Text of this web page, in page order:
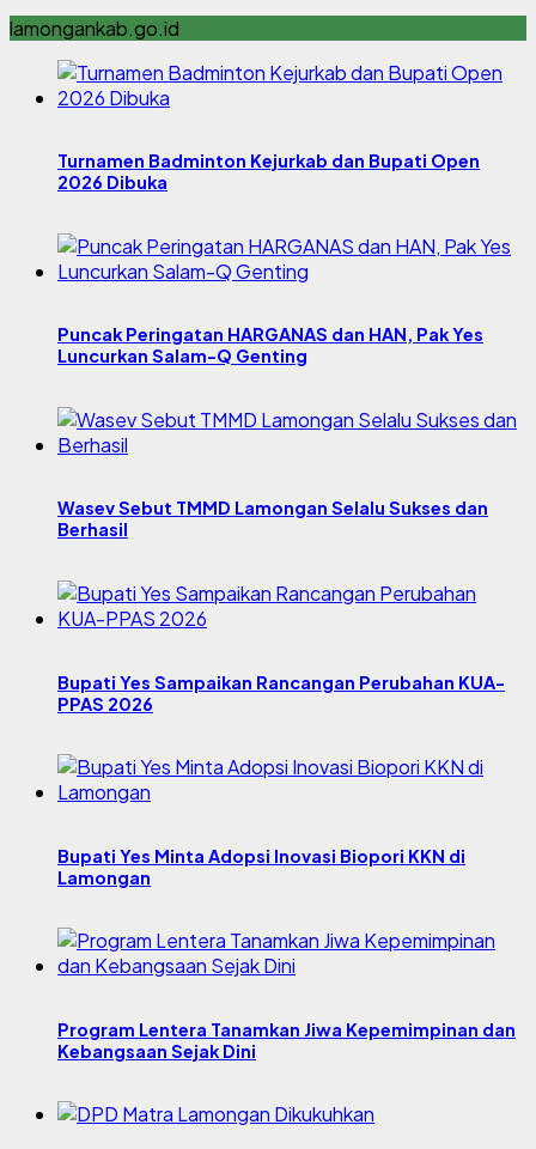
lamongankab.go.id
Turnamen Badminton Kejurkab dan Bupati Open
2026 Dibuka
Puncak Peringatan HARGANAS dan HAN, Pak Yes
Luncurkan Salam-Q Genting
Wasev Sebut TMMD Lamongan Selalu Sukses dan
Berhasil
Bupati Yes Sampaikan Rancangan Perubahan KUA-
PPAS 2026
Bupati Yes Minta Adopsi Inovasi Biopori KKN di
Lamongan
Program Lentera Tanamkan Jiwa Kepemimpinan dan
Kebangsaan Sejak Dini